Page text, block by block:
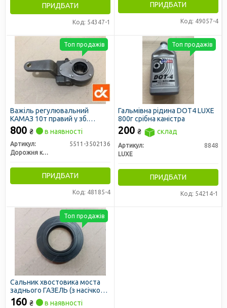
ПРИДБАТИ
Код: 54347-1
ПРИДБАТИ
Код: 49057-4
Важіль регулювальний
КАМАЗ 10т правий у зб.
(задній міст) (тріскачка) (ДК)
800 ₴ в наявності
Артикул:
5511-3502136
Дорожня карта
ПРИДБАТИ
Код: 48185-4
Топ продажів
Гальмівна рідина DOT4 LUXЕ
800г срібна каністра
200 ₴ склад
Артикул:
8848
LUXE
ПРИДБАТИ
Код: 54214-1
Топ продажів
Сальник хвостовика моста
заднього ГАЗЕЛЬ (з насічкою,
42х75х10)
160 ₴ в наявності
Топ продажів